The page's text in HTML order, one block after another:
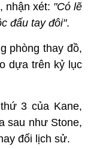
nhận xét: "Có lẽ
đấu tay đôi".
phòng thay đồ,
dựa trên kỷ lục
3 của Kane,
sau như Stone,
đổi lịch sử.